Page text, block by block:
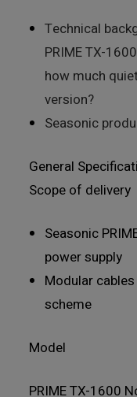
Technical
PRIME TX-
how much
version?
Seasonic
General
Scope of delivery
Seasonic
power supply
Modular
scheme
Model
PRIME TX-1600